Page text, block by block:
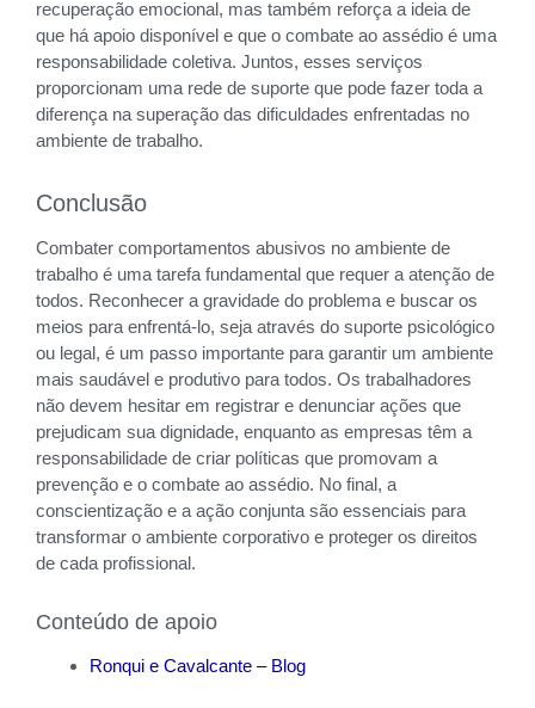
recuperação emocional, mas também reforça a ideia de
que há apoio disponível e que o combate ao assédio é uma
responsabilidade coletiva. Juntos, esses serviços
proporcionam uma rede de suporte que pode fazer toda a
diferença na superação das dificuldades enfrentadas no
ambiente de trabalho.
Conclusão
Combater comportamentos abusivos no ambiente de
trabalho é uma tarefa fundamental que requer a atenção de
todos. Reconhecer a gravidade do problema e buscar os
meios para enfrentá-lo, seja através do suporte psicológico
ou legal, é um passo importante para garantir um ambiente
mais saudável e produtivo para todos. Os trabalhadores
não devem hesitar em registrar e denunciar ações que
prejudicam sua dignidade, enquanto as empresas têm a
responsabilidade de criar políticas que promovam a
prevenção e o combate ao assédio. No final, a
conscientização e a ação conjunta são essenciais para
transformar o ambiente corporativo e proteger os direitos
de cada profissional.
Conteúdo de apoio
Ronqui e Cavalcante – Blog